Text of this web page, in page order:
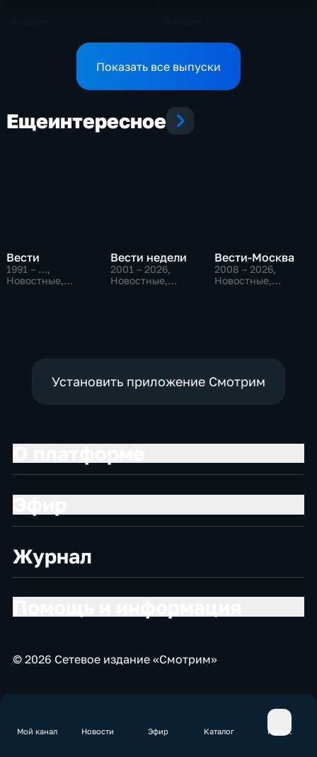
Мой канал Новости Эфир Каталог Поиск
Показать все выпуски
Ещеинтересное
Вести
1991 – …,
Новостные,
Вести недели
2001 – 2026,
Новостные,
Вести-Москва
2008 – 2026,
Новостные,
Установить приложение Смотрим
Журнал
© 2026 Сетевое издание «Смотрим»